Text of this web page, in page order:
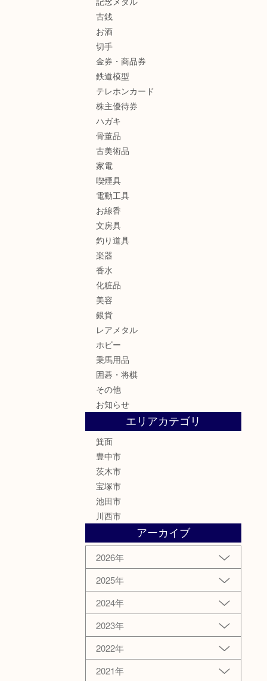
古銭
お酒
切手
金券・商品券
鉄道模型
テレホンカード
株主優待券
ハガキ
骨董品
古美術品
家電
喫煙具
電動工具
お線香
文房具
釣り道具
楽器
香水
化粧品
美容
銀貨
レアメタル
ホビー
乗馬用品
囲碁・将棋
その他
お知らせ
エリアカテゴリ
箕面
豊中市
茨木市
宝塚市
池田市
川西市
アーカイブ
2026年
2025年
2024年
2023年
2022年
2021年